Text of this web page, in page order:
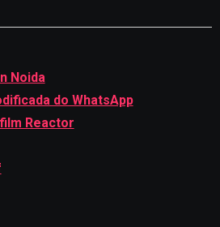
Noida
do WhatsApp
Reactor